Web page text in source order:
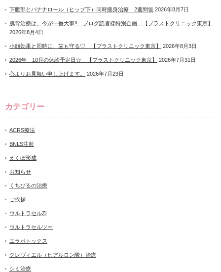
下腹部とバナナロール（ヒップ下）同時痩身治療 2週間後 2026年8月7日
肌育治療は、今が一番大事‼ ブログ読者様特別企画 【プラストクリニック東京】
2026年8月4日
小顔効果と同時に、歯も守る♡ 【プラストクリニック東京】 2026年8月3日
2026年 10月の休診予定日☆ 【プラストクリニック東京】 2026年7月31日
心よりお見舞い申し上げます。 2026年7月29日
カテゴリー
ACRS療法
BNLS注射
えくぼ形成
お知らせ
くちびるの治療
ご挨拶
ウルトラセルZi
ウルトラセルツー
エラボトックス
クレヴィエル（ヒアルロン酸）治療
シミ治療